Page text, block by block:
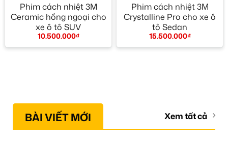
Phim cách nhiệt 3M
Ceramic hồng ngoại cho
xe ô tô SUV
10.500.000₫
Phim cách nhiệt 3M
Crystalline Pro cho xe ô
tô Sedan
15.500.000₫
BÀI VIẾT MỚI Xem tất cả